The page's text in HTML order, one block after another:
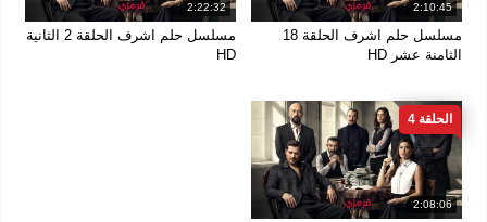
2:10:45
مسلسل حلم اشرف الحلقة 18
الثامنة عشر HD
2:22:32
مسلسل حلم اشرف الحلقة 2 الثانية
HD
2:08:06
الحلقة 4